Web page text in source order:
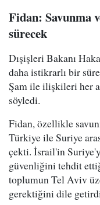
Fidan: Savunma
sürecek
Dışişleri Bakanı
daha istikrarlı bir
Şam ile ilişkileri her
söyledi.
Fidan, özellikle
Türkiye ile Suriye
çekti. İsrail'in
güvenliğini tehdit
toplumun Tel Aviv
gerektiğini dile